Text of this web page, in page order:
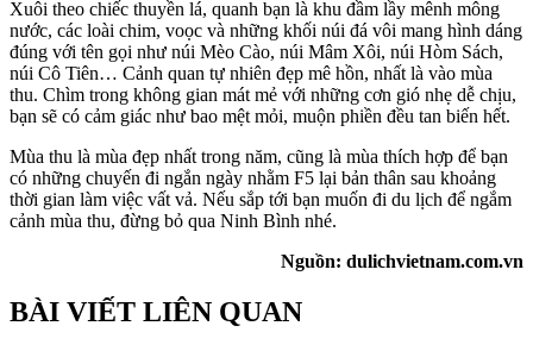
Xuôi theo chiếc thuyền lá, quanh bạn là khu đầm lầy mênh mông
nước, các loài chim, voọc và những khối núi đá vôi mang hình dáng
đúng với tên gọi như núi Mèo Cào, núi Mâm Xôi, núi Hòm Sách,
núi Cô Tiên… Cảnh quan tự nhiên đẹp mê hồn, nhất là vào mùa
thu. Chìm trong không gian mát mẻ với những cơn gió nhẹ dễ chịu,
bạn sẽ có cảm giác như bao mệt mỏi, muộn phiền đều tan biến hết.
Mùa thu là mùa đẹp nhất trong năm, cũng là mùa thích hợp để bạn
có những chuyến đi ngắn ngày nhằm F5 lại bản thân sau khoảng
thời gian làm việc vất vả. Nếu sắp tới bạn muốn đi du lịch để ngắm
cảnh mùa thu, đừng bỏ qua Ninh Bình nhé.
Nguồn: dulichvietnam.com.vn
BÀI VIẾT LIÊN QUAN